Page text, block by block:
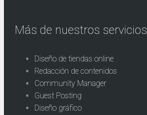
Más de nuestros servicios
Diseño de tiendas online
Redacción de contenidos
Community Manager
Guest Posting
Diseño gráfico